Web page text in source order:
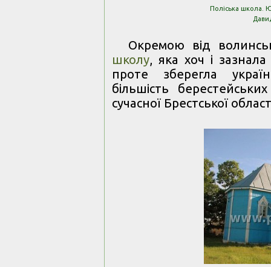
Поліська школа.
Окремою від
школу, яка хоч і зазнала
проте зберегла
більшість
сучасної Брестської